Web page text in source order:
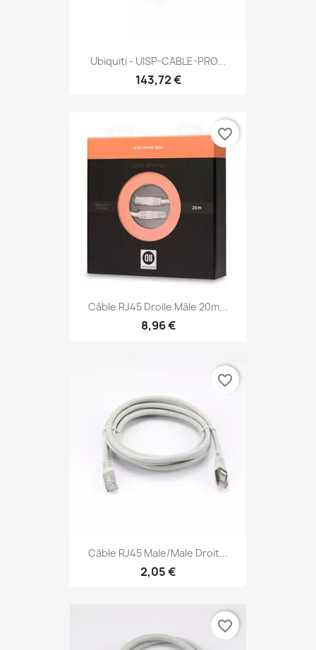
Ubiquiti - UISP-CABLE-PRO...
143,72 €
Câble RJ45 Droile Mâle 20m...
8,96 €
favorite_border
Câble RJ45 Male/Male Droit...
2,05 €
favorite_border
favorite_border